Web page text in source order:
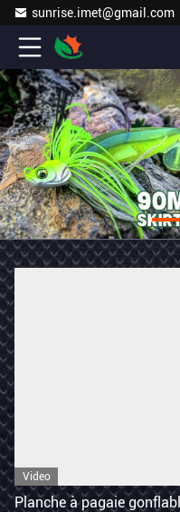
sunrise.imet@gmail.com
Video
Planche à pagaie